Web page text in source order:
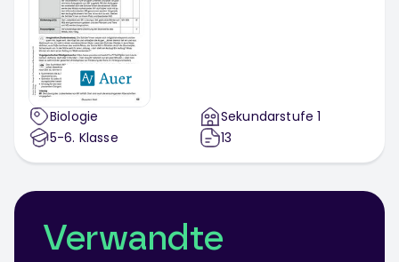
Biologie
5-6. Klasse
Sekundarstufe 1
13
Verwandte